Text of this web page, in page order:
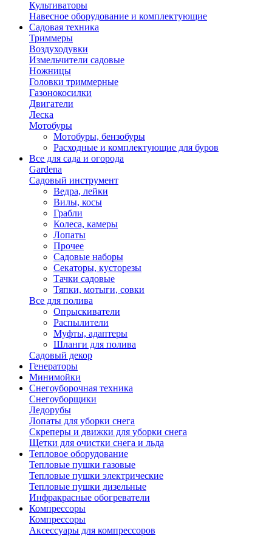
Культиваторы
Навесное оборудование и комплектующие
Садовая техника
Триммеры
Воздуходувки
Измельчители садовые
Ножницы
Головки триммерные
Газонокосилки
Двигатели
Леска
Мотобуры
Мотобуры, бензобуры
Расходные и комплектующие для буров
Все для сада и огорода
Gardena
Садовый инструмент
Ведра, лейки
Вилы, косы
Грабли
Колеса, камеры
Лопаты
Прочее
Садовые наборы
Секаторы, кусторезы
Тачки садовые
Тяпки, мотыги, совки
Все для полива
Опрыскиватели
Распылители
Муфты, адаптеры
Шланги для полива
Садовый декор
Генераторы
Минимойки
Снегоуборочная техника
Снегоуборщики
Ледорубы
Лопаты для уборки снега
Скреперы и движки для уборки снега
Щетки для очистки снега и льда
Тепловое оборудование
Тепловые пушки газовые
Тепловые пушки электрические
Тепловые пушки дизельные
Инфракрасные обогреватели
Компрессоры
Компрессоры
Аксессуары для компрессоров